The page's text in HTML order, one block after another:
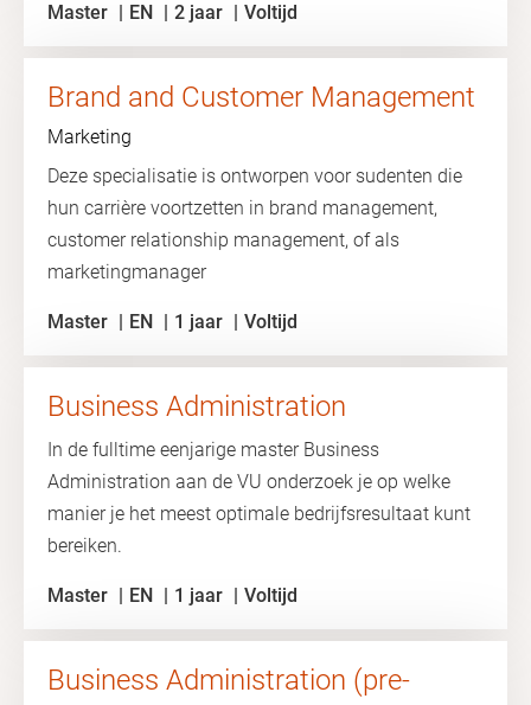
Master EN 2 jaar Voltijd
Brand and Customer Management
Marketing
Deze specialisatie is ontworpen voor sudenten die
hun carrière voortzetten in brand management,
customer relationship management, of als
marketingmanager
Master EN 1 jaar Voltijd
Business Administration
In de fulltime eenjarige master Business
Administration aan de VU onderzoek je op welke
manier je het meest optimale bedrijfsresultaat kunt
bereiken.
Master EN 1 jaar Voltijd
Business Administration (pre-